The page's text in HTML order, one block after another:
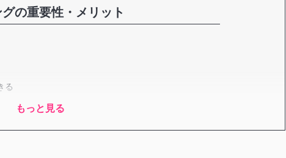
の重要性・メリット
る
もっと見る